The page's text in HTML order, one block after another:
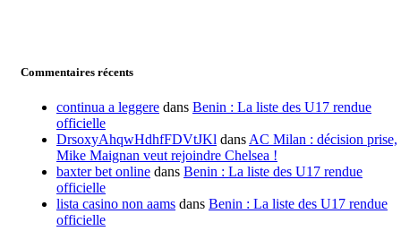
Commentaires récents
continua a leggere dans Benin : La liste des U17 rendue
officielle
DrsoxyAhqwHdhfFDVtJKl dans AC Milan : décision prise,
Mike Maignan veut rejoindre Chelsea !
baxter bet online dans Benin : La liste des U17 rendue
officielle
lista casino non aams dans Benin : La liste des U17 rendue
officielle